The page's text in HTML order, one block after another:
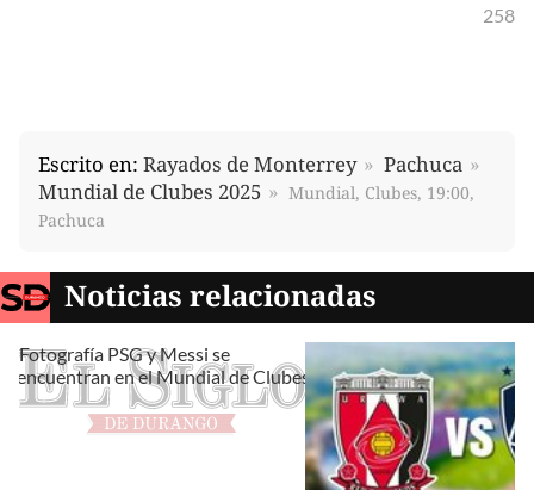
258
Escrito en: Rayados de Monterrey
Pachuca
Mundial de Clubes 2025
Mundial, Clubes, 19:00,
Pachuca
Noticias relacionadas